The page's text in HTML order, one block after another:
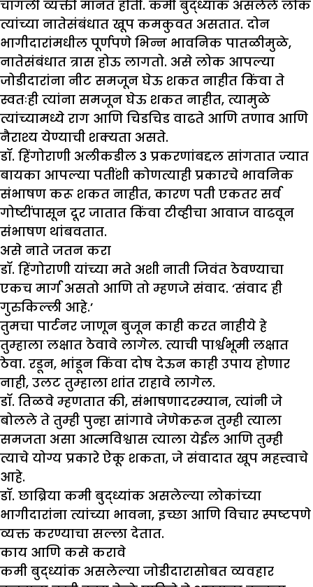
चांगली व्यक्ती मानत होती. कमी बुद्ध्यांक असलेले लोक
त्यांच्या नातेसंबंधात खूप कमकुवत असतात. दोन
भागीदारांमधील पूर्णपणे भिन्न भावनिक पातळीमुळे,
नातेसंबंधात त्रास होऊ लागतो. असे लोक आपल्या
जोडीदारांना नीट समजून घेऊ शकत नाहीत किंवा ते
स्वतःही त्यांना समजून घेऊ शकत नाहीत, त्यामुळे
त्यांच्यामध्ये राग आणि चिडचिड वाढते आणि तणाव आणि
नैराश्य येण्याची शक्यता असते.
डॉ. हिंगोराणी अलीकडील 3 प्रकरणांबद्दल सांगतात ज्यात
बायका आपल्या पतींशी कोणत्याही प्रकारचे भावनिक
संभाषण करू शकत नाहीत, कारण पती एकतर सर्व
गोष्टींपासून दूर जातात किंवा टीव्हीचा आवाज वाढवून
संभाषण थांबवतात.
असे नाते जतन करा
डॉ. हिंगोराणी यांच्या मते अशी नाती जिवंत ठेवण्याचा
एकच मार्ग असतो आणि तो म्हणजे संवाद. ‘संवाद ही
गुरुकिल्ली आहे.’
तुमचा पार्टनर जाणून बुजून काही करत नाहीये हे
तुम्हाला लक्षात ठेवावे लागेल. त्याची पार्श्वभूमी लक्षात
ठेवा. रडून, भांडून किंवा दोष देऊन काही उपाय होणार
नाही, उलट तुम्हाला शांत राहावे लागेल.
डॉ. तिळवे म्हणतात की, संभाषणादरम्यान, त्यांनी जे
बोलले ते तुम्ही पुन्हा सांगावे जेणेकरून तुम्ही त्याला
समजता असा आत्मविश्वास त्याला येईल आणि तुम्ही
त्याचे योग्य प्रकारे ऐकू शकता, जे संवादात खूप महत्त्वाचे
आहे.
डॉ. छाब्रिया कमी बुद्ध्यांक असलेल्या लोकांच्या
भागीदारांना त्यांच्या भावना, इच्छा आणि विचार स्पष्टपणे
व्यक्त करण्याचा सल्ला देतात.
काय आणि कसे करावे
कमी बुद्ध्यांक असलेल्या जोडीदारासोबत व्यवहार